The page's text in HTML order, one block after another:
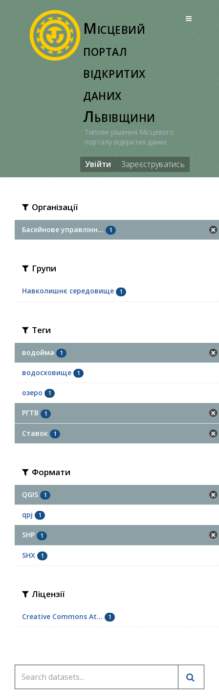
Місцевий
портал
відкритих
даних
Львівщини
Типове рішення Місцевого
порталу відкритих даних
Увійти Зареєструватись
Організації
Басейнове управлінн... 1
Групи
Навколишнє середовище 1
Теги
водойма 1
водосховище 1
озеро 1
РГТВ 1
Ставок 1
Формати
QGIS 1
qpj 1
SHP 1
SHX 1
Ліцензії
Creative Commons At... 1